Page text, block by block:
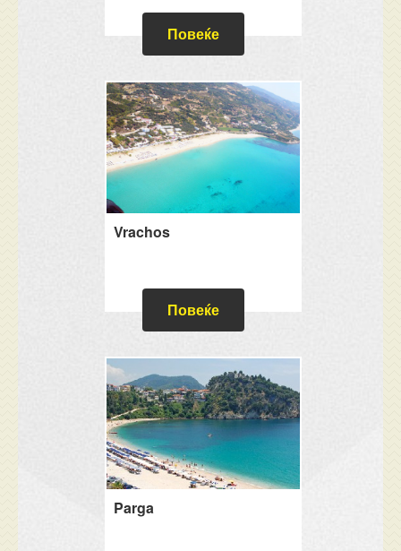
Повеќе
Vrachos
Повеќе
Parga